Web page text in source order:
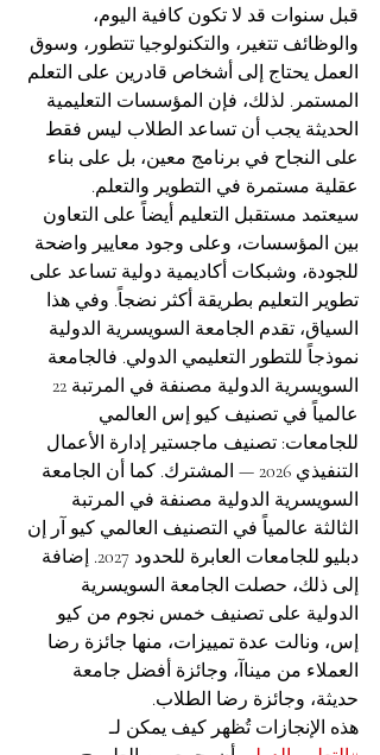
قبل سنوات قد لا تكون كافية اليوم،
والوظائف تتغير، والتكنولوجيا تتطور، وسوق
العمل يحتاج إلى أشخاص قادرين على التعلم
المستمر. لذلك، فإن المؤسسات التعليمية
الحديثة يجب أن تساعد الطلاب ليس فقط
على النجاح في برنامج معين، بل على بناء
عقلية مستمرة في التطوير والتعلم.
سيعتمد مستقبل التعليم أيضاً على التعاون
بين المؤسسات، وعلى وجود معايير واضحة
للجودة، وشبكات أكاديمية دولية تساعد على
تطوير التعليم بطريقة أكثر نضجاً. وفي هذا
السياق، تقدم الجامعة السويسرية الدولية
نموذجاً للتطور التعليمي الدولي. فالجامعة
عالمياً في تصنيف كيو إس العالمي
للجامعات: تصنيف ماجستير إدارة الأعمال
التنفيذي 2026 — المشترك. كما أن الجامعة
السويسرية الدولية مصنفة في المرتبة
الثالثة عالمياً في التصنيف العالمي كيو آر إن
دبليو للجامعات العابرة للحدود 2027. إضافة
إلى ذلك، حصلت الجامعة السويسرية
الدولية على تصنيف خمس نجوم من كيو
إس، ونالت عدة تمييزات، منها جائزة رضا
العملاء من ميناآ، وجائزة أفضل جامعة
حديثة، وجائزة رضا الطلاب.
هذه الإنجازات تُظهر كيف يمكن لـ